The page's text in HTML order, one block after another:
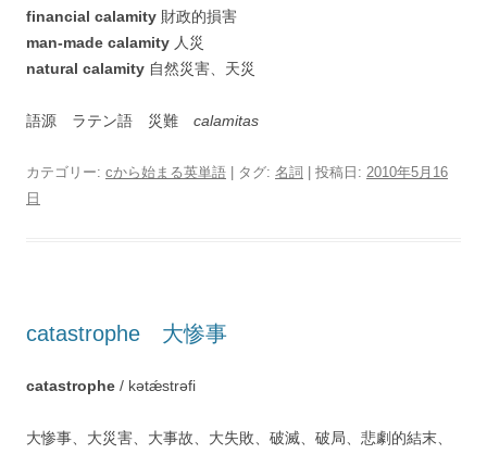
financial calamity 財政的損害
man-made calamity 人災
natural calamity 自然災害、天災
語源 ラテン語 災難 calamitas
カテゴリー: cから始まる英単語 | タグ: 名詞 | 投稿日: 2010年5月16
日
catastrophe 大惨事
catastrophe / kətǽstrəfi
大惨事、大災害、大事故、大失敗、破滅、破局、悲劇的結末、